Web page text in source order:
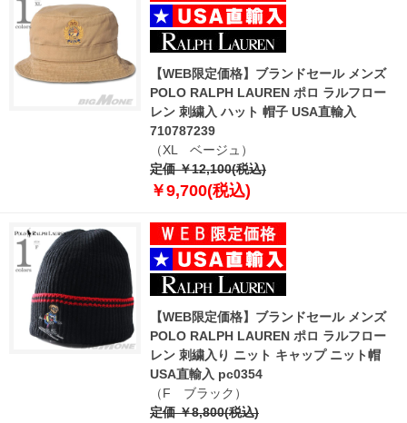
【WEB限定価格】ブランドセール メンズ
POLO RALPH LAUREN ポロ ラルフロー
レン 刺繍入 ハット 帽子 USA直輸入
710787239
（XL ベージュ）
定価 ￥12,100(税込)
￥9,700(税込)
【WEB限定価格】ブランドセール メンズ
POLO RALPH LAUREN ポロ ラルフロー
レン 刺繍入り ニット キャップ ニット帽
USA直輸入 pc0354
（F ブラック）
定価 ￥8,800(税込)